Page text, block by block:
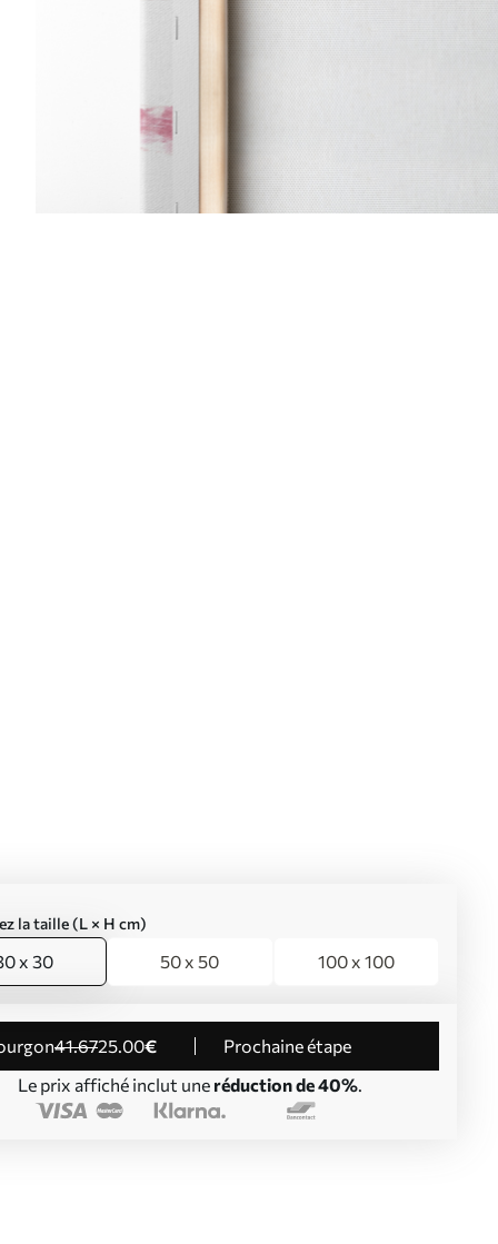
la taille (L × H cm)
x 30 50 x 50 100 x 100
41.6725.00€
Prochaine étape
Le prix affiché inclut une réduction de 40%.